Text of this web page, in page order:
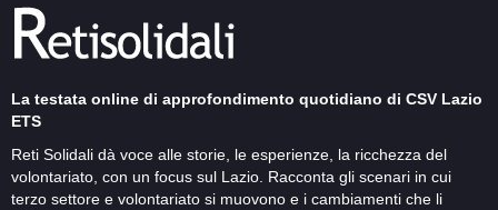
La testata online di approfondimento quotidiano di CSV Lazio
ETS
Reti Solidali dà voce alle storie, le esperienze, la ricchezza del
volontariato, con un focus sul Lazio. Racconta gli scenari in cui
terzo settore e volontariato si muovono e i cambiamenti che li